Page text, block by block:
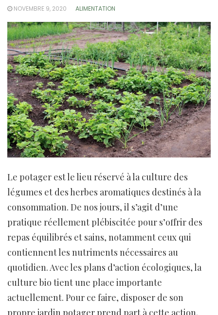
NOVEMBRE 9, 2020 ALIMENTATION
Le potager est le lieu réservé à la culture des
légumes et des herbes aromatiques destinés à la
consommation. De nos jours, il s’agit d’une
pratique réellement plébiscitée pour s’offrir des
repas équilibrés et sains, notamment ceux qui
contiennent les nutriments nécessaires au
quotidien. Avec les plans d’action écologiques, la
culture bio tient une place importante
actuellement. Pour ce faire, disposer de son
propre jardin potager prend part à cette action.